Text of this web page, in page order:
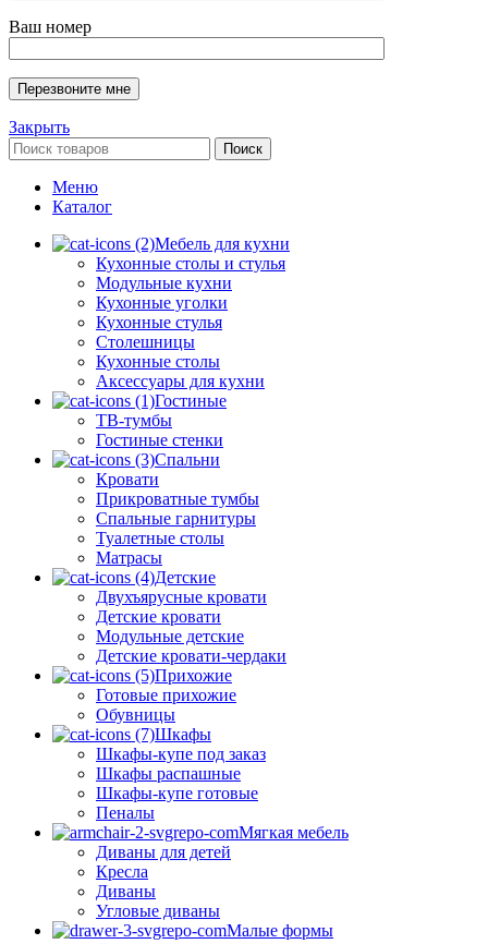
Ваш номер
Закрыть
Поиск
Меню
Каталог
Мебель для кухни
Кухонные столы и стулья
Модульные кухни
Кухонные уголки
Кухонные стулья
Столешницы
Кухонные столы
Аксессуары для кухни
Гостиные
ТВ-тумбы
Гостиные стенки
Спальни
Кровати
Прикроватные тумбы
Спальные гарнитуры
Туалетные столы
Матрасы
Детские
Двухъярусные кровати
Детские кровати
Модульные детские
Детские кровати-чердаки
Прихожие
Готовые прихожие
Обувницы
Шкафы
Шкафы-купе под заказ
Шкафы распашные
Шкафы-купе готовые
Пеналы
Мягкая мебель
Диваны для детей
Кресла
Диваны
Угловые диваны
Малые формы